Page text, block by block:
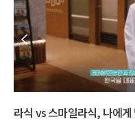
다초점 수술 고민된다면?